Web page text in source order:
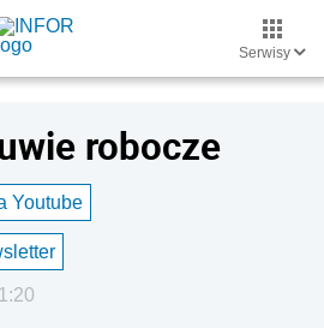
Serwisy
robocze
Youtube